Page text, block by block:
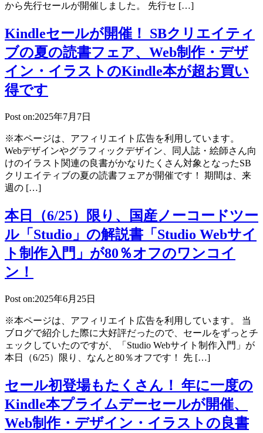
から先行セールが開催しました。 先行セ […]
Kindleセールが開催！ SBクリエイティ
ブの夏の読書フェア、Web制作・デザ
イン・イラストのKindle本が超お買い
得です
Post on:2025年7月7日
※本ページは、アフィリエイト広告を利用しています。
Webデザインやグラフィックデザイン、同人誌・絵師さん向
けのイラスト関連の良書がかなりたくさん対象となったSB
クリエイティブの夏の読書フェアが開催です！ 期間は、来
週の […]
本日（6/25）限り、国産ノーコードツー
ル「Studio」の解説書「Studio Webサイ
ト制作入門」が80％オフのワンコイ
ン！
Post on:2025年6月25日
※本ページは、アフィリエイト広告を利用しています。 当
ブログで紹介した際に大好評だったので、セールをずっとチ
ェックしていたのですが、「Studio Webサイト制作入門」が
本日（6/25）限り、なんと80％オフです！ 先 […]
セール初登場もたくさん！ 年に一度の
Kindle本プライムデーセールが開催、
Web制作・デザイン・イラストの良書